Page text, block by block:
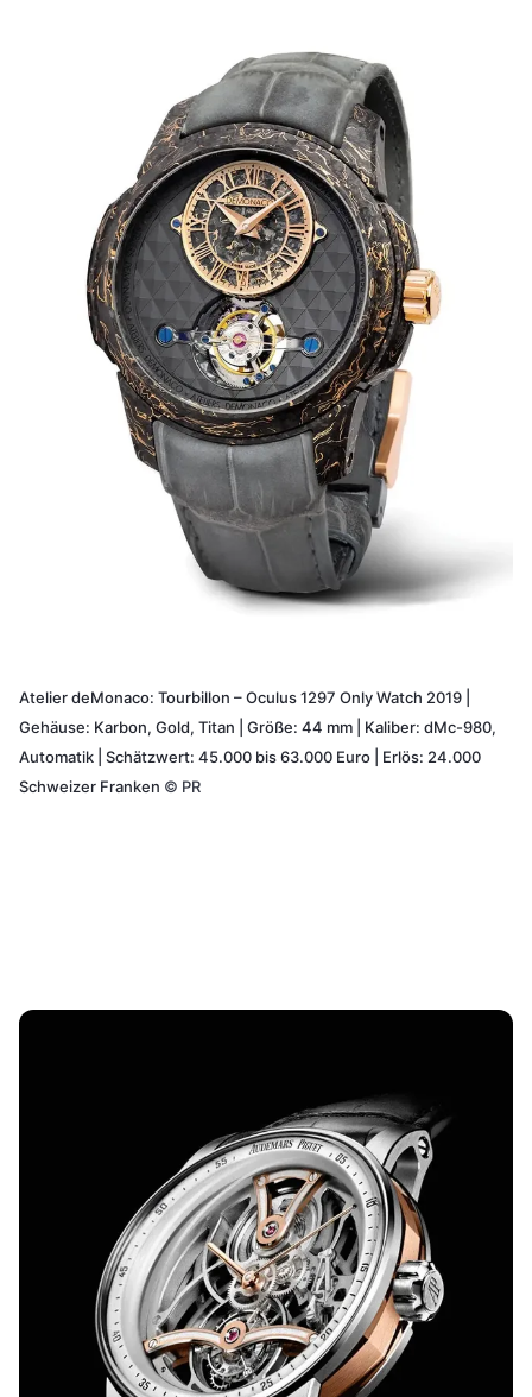
Atelier deMonaco: Tourbillon – Oculus 1297 Only Watch 2019 |
Gehäuse: Karbon, Gold, Titan | Größe: 44 mm | Kaliber: dMc-980,
Automatik | Schätzwert: 45.000 bis 63.000 Euro | Erlös: 24.000
Schweizer Franken © PR